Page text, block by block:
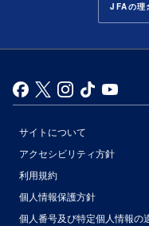
JFAの理
サイトについて
アクセシビリティ方針
利用規約
個人情報保護方針
個人番号及び特定個人情報の